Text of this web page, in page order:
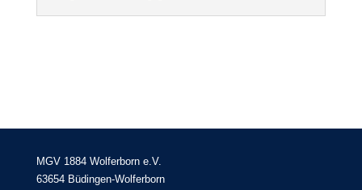
MGV 1884 Wolferborn e.V.
63654 Büdingen-Wolferborn